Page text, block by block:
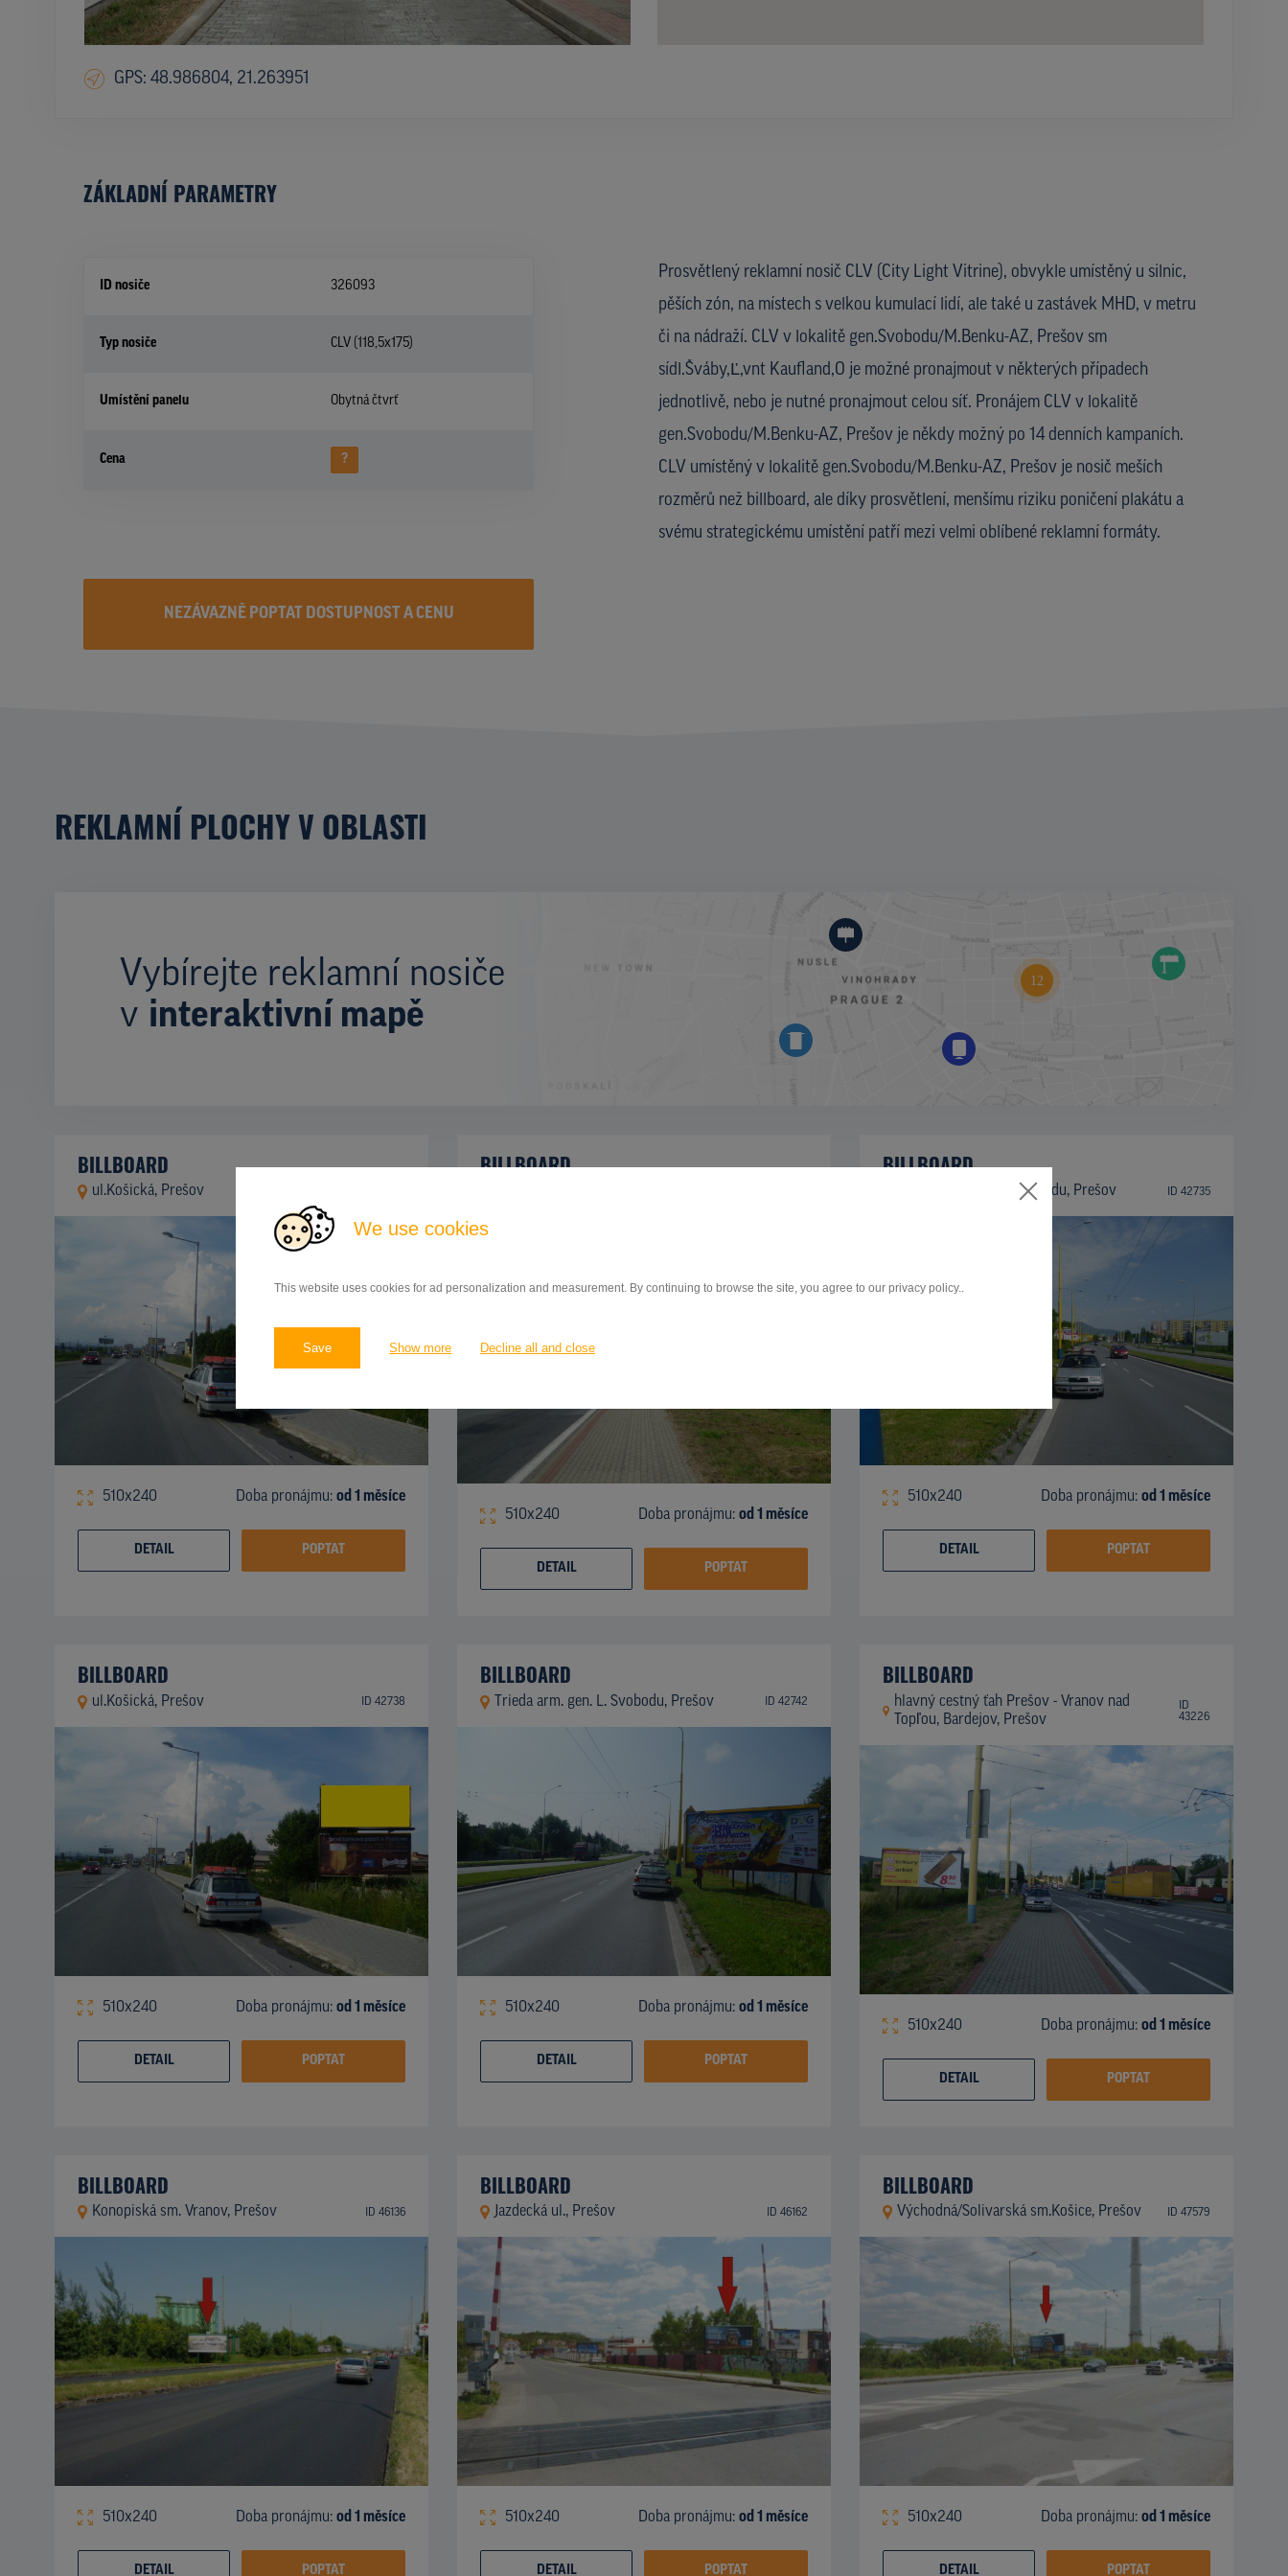
We use cookies
This website uses cookies for ad personalization and measurement. By continuing to browse the site, you agree to our privacy policy..
Save Show more Decline all and close
GPS: 48.986804, 21.263951
ZÁKLADNÍ PARAMETRY
ID nosiče 326093
Typ nosiče CLV (118,5x175)
Umístění panelu Obytná čtvrť
Cena ?
Prosvětlený reklamní nosič CLV (City Light Vitrine), obvykle umístěný u silnic,
pěších zón, na místech s velkou kumulací lidí, ale také u zastávek MHD, v metru
či na nádraží. CLV v lokalitě gen.Svobodu/M.Benku-AZ, Prešov sm
sídl.Šváby,Ľ,vnt Kaufland,O je možné pronajmout v některých případech
jednotlivě, nebo je nutné pronajmout celou síť. Pronájem CLV v lokalitě
gen.Svobodu/M.Benku-AZ, Prešov je někdy možný po 14 denních kampaních.
CLV umístěný v lokalitě gen.Svobodu/M.Benku-AZ, Prešov je nosič meších
rozměrů než billboard, ale díky prosvětlení, menšímu riziku poničení plakátu a
svému strategickému umístění patří mezi velmi oblíbené reklamní formáty.
NEZÁVAZNĚ POPTAT DOSTUPNOST A CENU
REKLAMNÍ PLOCHY V OBLASTI
Vybírejte reklamní nosiče
v interaktivní mapě
BILLBOARD
ul.Košická, Prešov
510x240 Doba pronájmu: od 1 měsíce
DETAIL POPTAT
BILLBOARD
510x240 Doba pronájmu: od 1 měsíce
DETAIL POPTAT
BILLBOARD
Trieda arm. gen. L. Svobodu, Prešov ID 42735
510x240 Doba pronájmu: od 1 měsíce
DETAIL POPTAT
BILLBOARD
ul.Košická, Prešov ID 42738
510x240 Doba pronájmu: od 1 měsíce
DETAIL POPTAT
BILLBOARD
Trieda arm. gen. L. Svobodu, Prešov ID 42742
510x240 Doba pronájmu: od 1 měsíce
DETAIL POPTAT
BILLBOARD
hlavný cestný ťah Prešov - Vranov nad
Topľou, Bardejov, Prešov
ID
43226
510x240 Doba pronájmu: od 1 měsíce
DETAIL POPTAT
BILLBOARD
Konopiská sm. Vranov, Prešov ID 46136
510x240 Doba pronájmu: od 1 měsíce
DETAIL POPTAT
BILLBOARD
Jazdecká ul., Prešov ID 46162
510x240 Doba pronájmu: od 1 měsíce
DETAIL POPTAT
BILLBOARD
Východná/Solivarská sm.Košice, Prešov ID 47579
510x240 Doba pronájmu: od 1 měsíce
DETAIL POPTAT